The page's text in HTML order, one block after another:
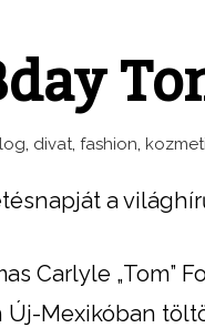
, divat, fashion,
a
Carlyle „Tom”
Új-Mexikóban